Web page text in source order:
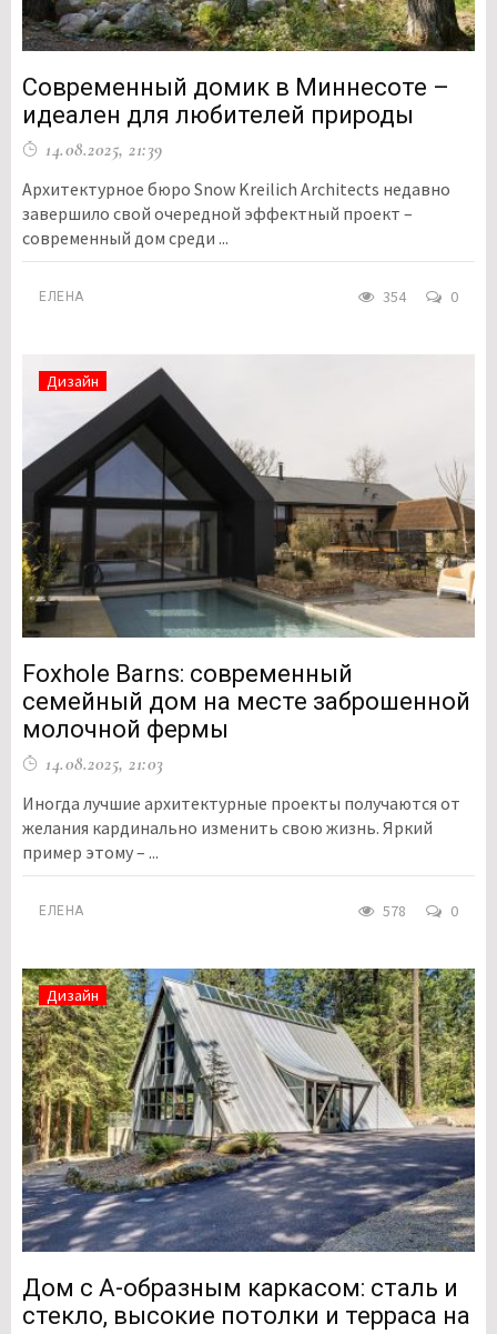
Современный домик в Миннесоте –
идеален для любителей природы
14.08.2025, 21:39
Архитектурное бюро Snow Kreilich Architects недавно
завершило свой очередной эффектный проект –
современный дом среди ...
ЕЛЕНА 354 0
Дизайн
Foxhole Barns: современный
семейный дом на месте заброшенной
молочной фермы
14.08.2025, 21:03
Иногда лучшие архитектурные проекты получаются от
желания кардинально изменить свою жизнь. Яркий
пример этому – ...
ЕЛЕНА 578 0
Дизайн
Дом с А-образным каркасом: сталь и
стекло, высокие потолки и терраса на